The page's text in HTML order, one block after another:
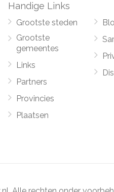
Handige Links
Grootste steden
Grootste
gemeentes
Links
Partners
Provincies
Plaatsen